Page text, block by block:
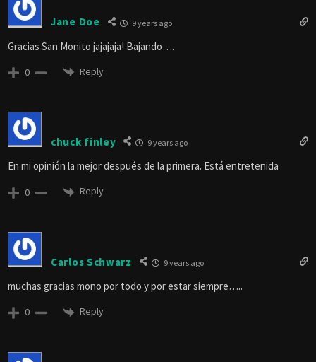
Jane Doe 9 years ago
Gracias San Monito jajajaja! Bajando….
0 Reply
chuck finley 9 years ago
En mi opinión la mejor después de la primera. Está entretenida
0 Reply
Carlos Schwarz 9 years ago
muchas gracias mono por todo y por estar siempre…..
0 Reply